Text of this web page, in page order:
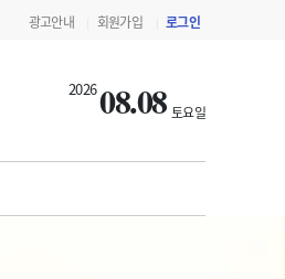
광고안내 회원가입 로그인
202608.08 토요일